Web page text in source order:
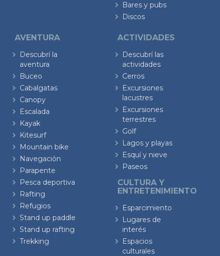
Bares y pubs
Discos
AVENTURA
Descubrí la
aventura
Buceo
Cabalgatas
Canopy
Escalada
Kayak
Kitesurf
Mountain bike
Navegación
Parapente
Pesca deportiva
Rafting
Refugios
Stand up paddle
Stand up rafting
Trekking
ACTIVIDADES
Descubrí las
actividades
Cerros
Excursiones
lacustres
Excursiones
terrestres
Golf
Lagos y playas
Esquí y nieve
Paseos
CULTURA Y
ENTRETENIMIENTO
Esparcimiento
Lugares de
interés
Espacios
culturales